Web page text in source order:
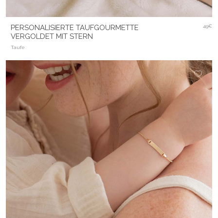
PERSONALISIERTE TAUFGOURMETTE
VERGOLDET MIT STERN
Taufe
49€